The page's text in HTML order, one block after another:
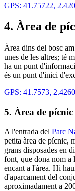
GPS: 41.75722,
4. Àrea de
Àrea dins del bosc
unes de les altres; té
ha un punt
és un punt d'inici
GPS: 41.7573,
5. Àrea de
A l'entrada del Parc
petita àrea de pícnic,
grans disposades en
font, que dona nom a
encant a l'àrea. Hi
d'aparcament del
aproximadament a